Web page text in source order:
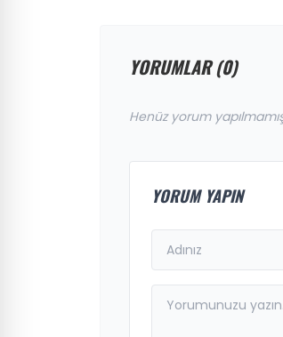
YORUMLAR (0)
Henüz yorum
YORUM YAPIN